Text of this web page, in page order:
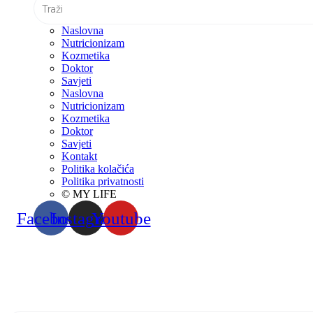
Naslovna
Nutricionizam
Kozmetika
Doktor
Savjeti
Naslovna
Nutricionizam
Kozmetika
Doktor
Savjeti
Kontakt
Politika kolačića
Politika privatnosti
© MY LIFE
FacebookInstagramYoutube